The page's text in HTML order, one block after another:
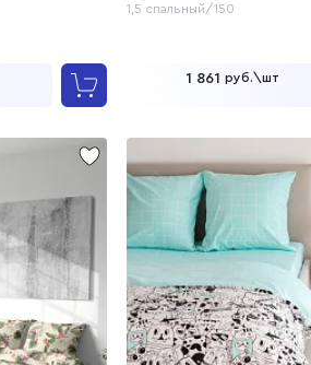
1,5 спальный/150
1 861 руб.\шт